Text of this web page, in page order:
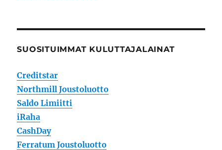
SUOSITUIMMAT KULUTTAJALAINAT
Creditstar
Northmill Joustoluotto
Saldo Limiitti
iRaha
CashDay
Ferratum Joustoluotto